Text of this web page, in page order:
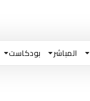
المباشر بودكاست